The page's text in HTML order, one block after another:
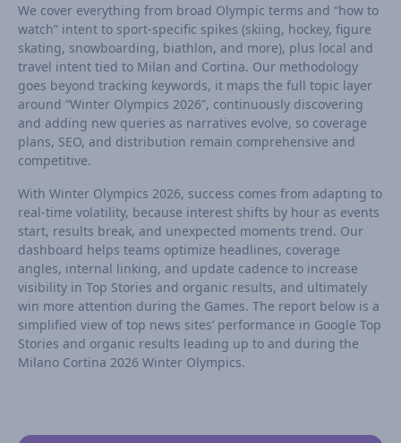
We cover everything from broad Olympic terms and “how to
watch” intent to sport-specific spikes (skiing, hockey, figure
skating, snowboarding, biathlon, and more), plus local and
travel intent tied to Milan and Cortina. Our methodology
goes beyond tracking keywords, it maps the full topic layer
around “Winter Olympics 2026”, continuously discovering
and adding new queries as narratives evolve, so coverage
plans, SEO, and distribution remain comprehensive and
competitive.
With Winter Olympics 2026, success comes from adapting to
real-time volatility, because interest shifts by hour as events
start, results break, and unexpected moments trend. Our
dashboard helps teams optimize headlines, coverage
angles, internal linking, and update cadence to increase
visibility in Top Stories and organic results, and ultimately
win more attention during the Games. The report below is a
simplified view of top news sites’ performance in Google Top
Stories and organic results leading up to and during the
Milano Cortina 2026 Winter Olympics.